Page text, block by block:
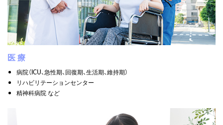
医 療
病院（ICU、急性期、回復期、生活期、維持期）
リハビリテーションセンター
精神科病院 など